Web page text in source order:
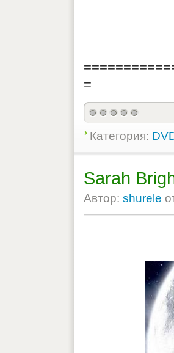
=
Категория:
Sarah
Автор: shurele